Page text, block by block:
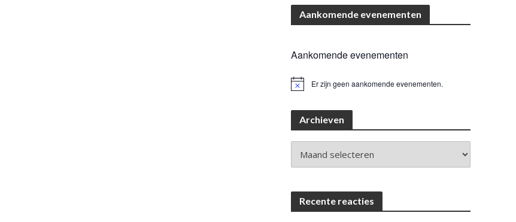
Aankomende evenementen
Aankomende evenementen
B
t
Er zijn geen aankomende evenementen.
Archieven
Recente reacties